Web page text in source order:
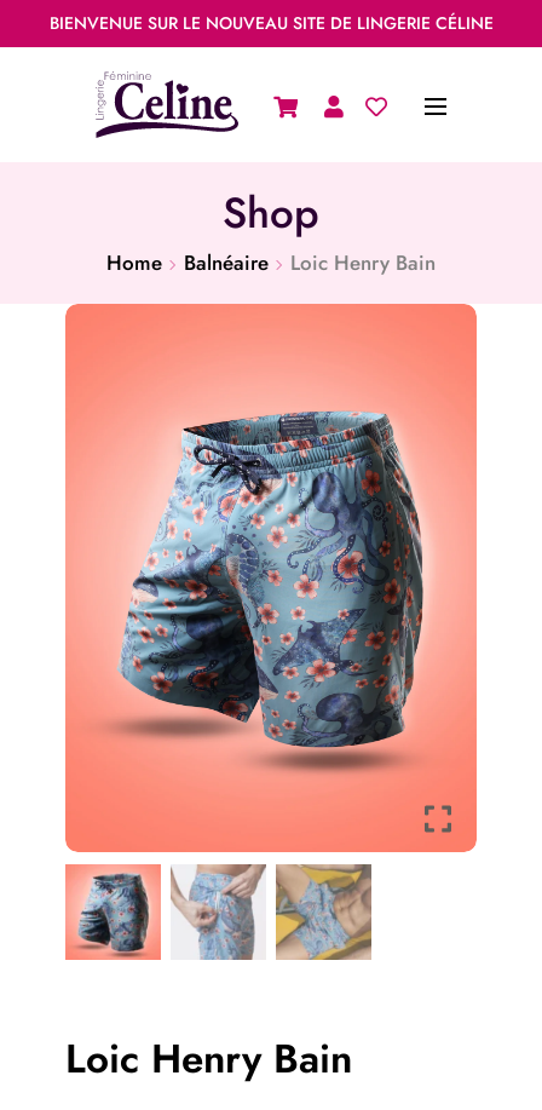
BIENVENUE SUR LE NOUVEAU SITE DE LINGERIE CÉLINE
Shop
Home Balnéaire Loic Henry Bain
Loic Henry Bain